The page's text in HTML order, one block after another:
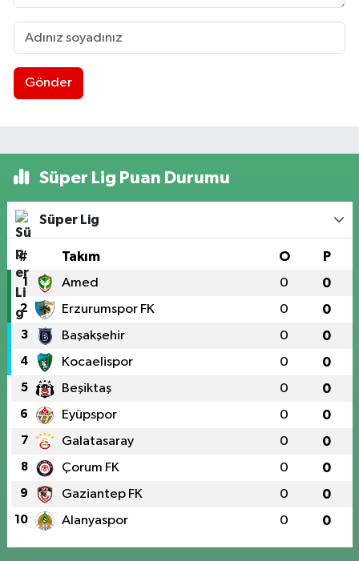
Gönder
Süper Lig Puan Durumu
Süper Lig
# Takım O P
1 Amed 0 0
2 Erzurumspor FK 0 0
3 Başakşehir 0 0
4 Kocaelispor 0 0
5 Beşiktaş 0 0
6 Eyüpspor 0 0
7 Galatasaray 0 0
8 Çorum FK 0 0
9 Gaziantep FK 0 0
10 Alanyaspor 0 0